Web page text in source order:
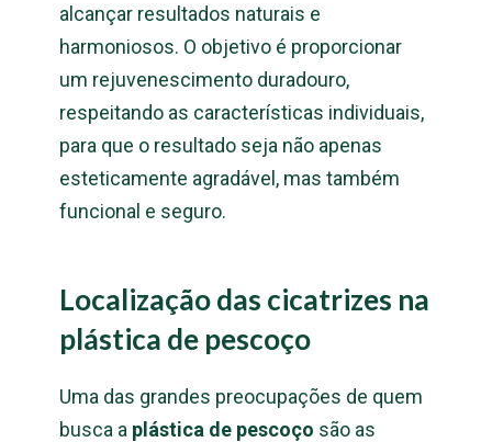
alcançar resultados naturais e
harmoniosos. O objetivo é proporcionar
um rejuvenescimento duradouro,
respeitando as características individuais,
para que o resultado seja não apenas
esteticamente agradável, mas também
funcional e seguro.
Localização das cicatrizes na
plástica de pescoço
Uma das grandes preocupações de quem
busca a plástica de pescoço são as